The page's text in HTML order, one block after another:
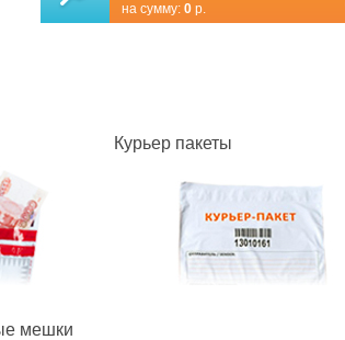
на сумму: 0 р.
Курьер пакеты
мешки